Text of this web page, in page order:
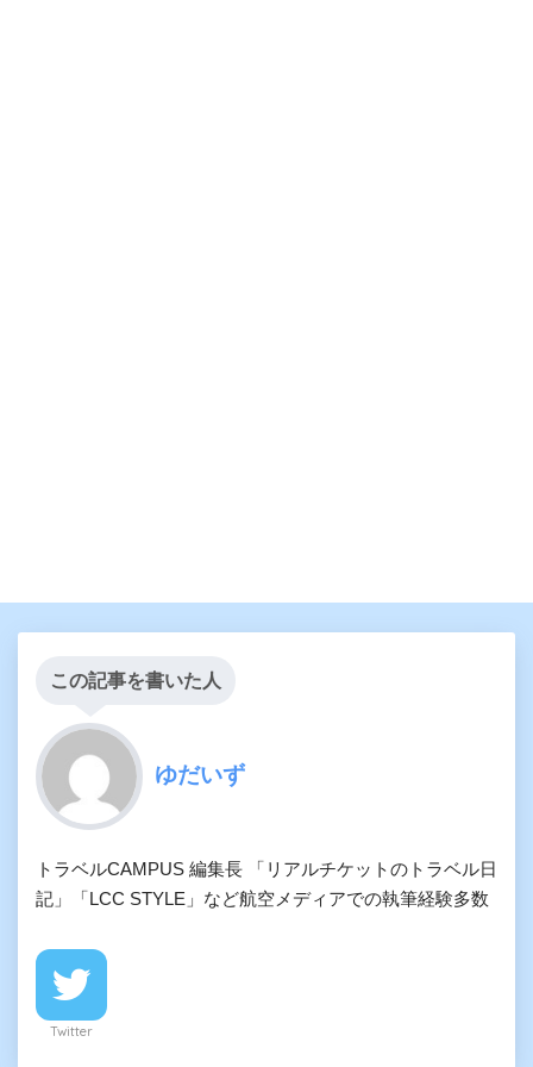
この記事を書いた人
ゆだいず
トラベルCAMPUS 編集長 「リアルチケットのトラベル日
記」「LCC STYLE」など航空メディアでの執筆経験多数
Twitter